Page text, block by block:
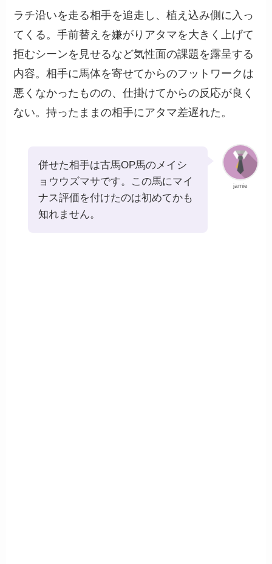
ラチ沿いを走る相手を追走し、植え込み側に入っ
てくる。手前替えを嫌がりアタマを大きく上げて
拒むシーンを見せるなど気性面の課題を露呈する
内容。相手に馬体を寄せてからのフットワークは
悪くなかったものの、仕掛けてからの反応が良く
ない。持ったままの相手にアタマ差遅れた。
jamie
併せた相手は古馬OP馬のメイシ
ョウウズマサです。この馬にマイ
ナス評価を付けたのは初めてかも
知れません。